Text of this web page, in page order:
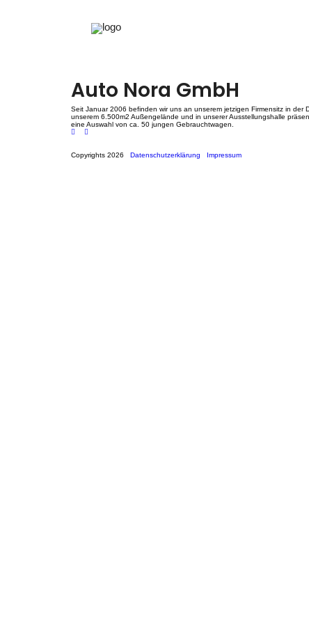
Instagram 1
l’article
Auto Nora GmbH
Seit Januar 2006 befinden wir uns an unserem jetzigen Firmensitz in der
unserem 6.500m2 Außengelände und in unserer Ausstellungshalle
eine Auswahl von ca. 50 jungen Gebrauchtwagen.
Copyrights 2026 Datenschutzerklärung Impressum